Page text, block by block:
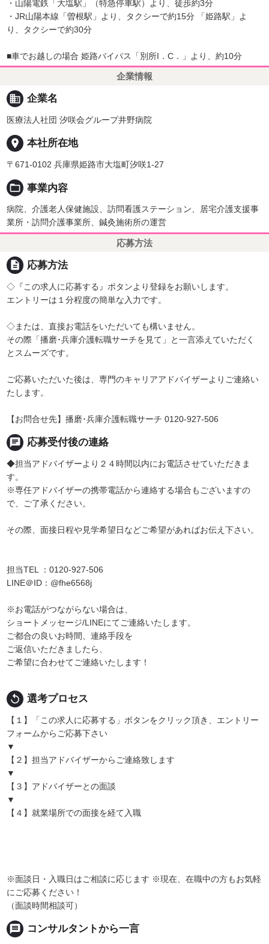
・山陽電鉄「大塩駅」（特急停車駅）より、徒歩約3分
・JR山陽本線「曽根駅」より、タクシーで約15分 「姫路駅」よ
り、タクシーで約30分
■車でお越しの場合 姫路バイパス「別所I．C．」より、約10分
企業情報
business 企業名
医療法人社団 汐咲会グループ井野病院
place 本社所在地
〒671-0102 兵庫県姫路市大塩町汐咲1-27
folder_open 事業内容
病院、介護老人保健施設、訪問看護ステーション、居宅介護支援事
業所・訪問介護事業所、鍼灸施術所の運営
応募方法
description 応募方法
◇『この求人に応募する』ボタンより登録をお願いします。
エントリーは１分程度の簡単な入力です。
◇または、直接お電話をいただいても構いません。
その際「播磨･兵庫介護転職サーチを見て」と一言添えていただく
とスムーズです。
ご応募いただいた後は、専門のキャリアアドバイザーよりご連絡い
たします。
【お問合せ先】播磨･兵庫介護転職サーチ 0120-927-506
chat 応募受付後の連絡
◆担当アドバイザーより２４時間以内にお電話させていただきま
す。
※専任アドバイザーの携帯電話から連絡する場合もございますの
で、ご了承ください。
その際、面接日程や見学希望日などご希望があればお伝え下さい。
担当TEL ：0120-927-506
LINE＠ID：@fhe6568j
※お電話がつながらない場合は、
ショートメッセージ/LINEにてご連絡いたします。
ご都合の良いお時間、連絡手段を
ご返信いただきましたら、
ご希望に合わせてご連絡いたします！
replay 選考プロセス
【１】「この求人に応募する」ボタンをクリック頂き、エントリー
フォームからご応募下さい
▼
【２】担当アドバイザーからご連絡致します
▼
【３】アドバイザーとの面談
▼
【４】就業場所での面接を経て入職
※面談日・入職日はご相談に応じます ※現在、在職中の方もお気軽
にご応募ください！
（面談時間相談可）
message コンサルタントから一言